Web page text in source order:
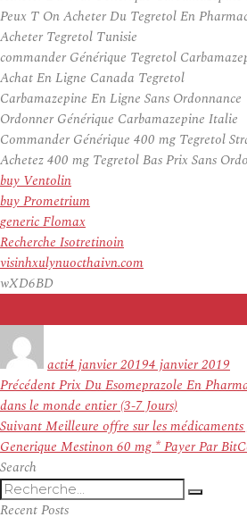
Peux T On Acheter Du Tegretol En
Acheter Tegretol Tunisie
commander Générique Tegretol
Achat En Ligne Canada Tegretol
Carbamazepine En Ligne Sans Ordonnance
Ordonner Générique Carbamazepine Italie
Commander Générique 400 mg Tegretol
Achetez 400 mg Tegretol Bas Prix Sans
buy Ventolin
buy Prometrium
generic Flomax
Recherche Isotretinoin
visinhxulynuocthaivn.com
wXD6BD
actile
4 janvier 20194 janvier 2019
Navigation
de
l’article
PrécédentArticle
précédent :
Prix Du Esomeprazole En
dans le monde entier (3-7 Jours)
SuivantArticle
suivant :
Meilleure offre sur les
Generique Mestinon 60 mg * Payer Par
Search
Recherche
pour
Recent Posts